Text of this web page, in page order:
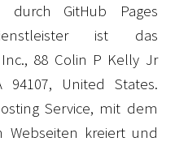
durch GitHub Pages
ist das
88 Colin P Kelly Jr
94107, United States.
Service, mit dem
Webseiten kreiert und